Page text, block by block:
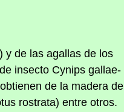
y de las agallas de los
insecto Cynips gallae-
de la madera de
rostrata) entre otros.